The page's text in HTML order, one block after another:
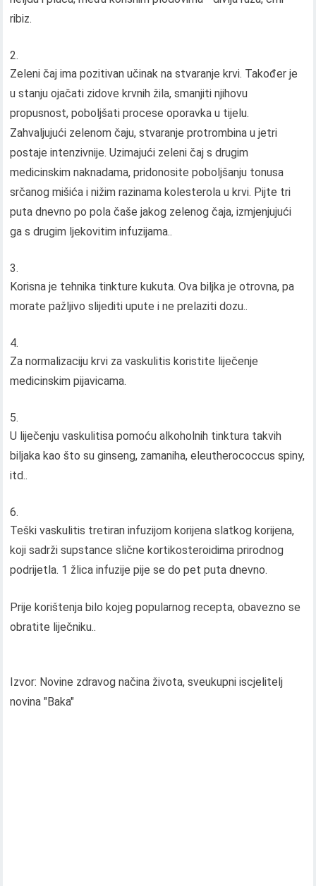
ribiz.
Zeleni čaj ima pozitivan učinak na stvaranje krvi. Također je
u stanju ojačati zidove krvnih žila, smanjiti njihovu
propusnost, poboljšati procese oporavka u tijelu.
Zahvaljujući zelenom čaju, stvaranje protrombina u jetri
postaje intenzivnije. Uzimajući zeleni čaj s drugim
medicinskim naknadama, pridonosite poboljšanju tonusa
srčanog mišića i nižim razinama kolesterola u krvi. Pijte tri
puta dnevno po pola čaše jakog zelenog čaja, izmjenjujući
ga s drugim ljekovitim infuzijama..
Korisna je tehnika tinkture kukuta. Ova biljka je otrovna, pa
morate pažljivo slijediti upute i ne prelaziti dozu..
Za normalizaciju krvi za vaskulitis koristite liječenje
medicinskim pijavicama.
U liječenju vaskulitisa pomoću alkoholnih tinktura takvih
biljaka kao što su ginseng, zamaniha, eleutherococcus spiny,
itd..
Teški vaskulitis tretiran infuzijom korijena slatkog korijena,
koji sadrži supstance slične kortikosteroidima prirodnog
podrijetla. 1 žlica infuzije pije se do pet puta dnevno.
Prije korištenja bilo kojeg popularnog recepta, obavezno se
obratite liječniku..
Izvor: Novine zdravog načina života, sveukupni iscjelitelj
novina "Baka"